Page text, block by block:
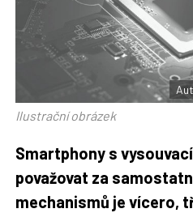
Ilustrační obrázek
Smartphony s
považovat za
mechanismů je vícero,